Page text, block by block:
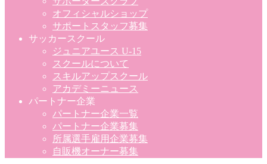
オフィシャルショップ
サポートスタッフ募集
サッカースクール
ジュニアユース U-15
スクールについて
スキルアップスクール
アカデミーニュース
パートナー企業
パートナー企業一覧
パートナー企業募集
所属選手雇用企業募集
自販機オーナー募集